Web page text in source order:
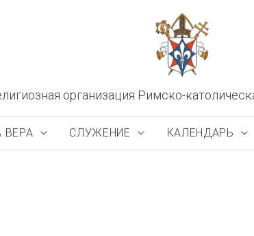
организация Римско-
ВЕРА СЛУЖЕНИЕ КАЛЕНДАРЬ